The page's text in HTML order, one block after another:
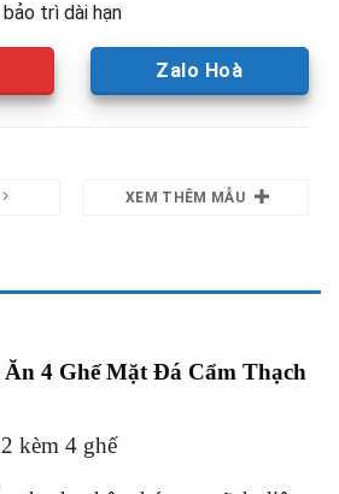
trì dài hạn
Zalo Hoà
XEM THÊM MẪU
4 Ghế Mặt Đá Cẩm Thạch
kèm 4 ghế